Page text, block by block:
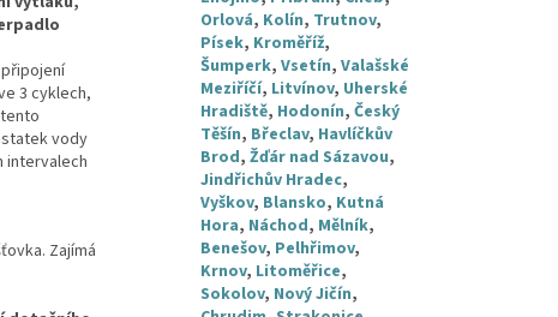
3 cyklech,
vody
intervalech
Zajímá
Orlová, Kolín, Trutnov,
Písek, Kroměříž,
Šumperk,Vsetín,Valašské
Meziříčí, Litvínov, Uherské
Hradiště, Hodonín,Český
Těšín, Břeclav, Havlíčkův
Brod,Žďár nad Sázavou,
Jindřichův Hradec,
Vyškov, Blansko, Kutná
Hora, Náchod, Mělník,
Benešov, Pelhřimov,
Krnov, Litoměřice,
Sokolov, Nový Jičín,